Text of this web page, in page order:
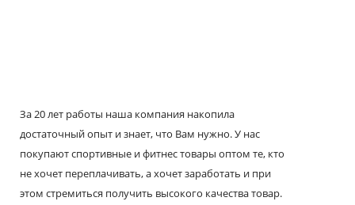
За 20 лет работы наша компания накопила
достаточный опыт и знает, что Вам нужно. У нас
покупают спортивные и фитнес товары оптом те, кто
не хочет переплачивать, а хочет заработать и при
этом стремиться получить высокого качества товар.